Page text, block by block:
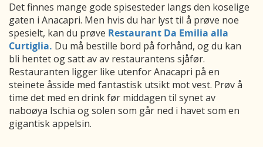
Det finnes mange gode spisesteder langs den koselige
gaten i Anacapri. Men hvis du har lyst til å prøve noe
spesielt, kan du prøve Restaurant Da Emilia alla
Curtiglia. Du må bestille bord på forhånd, og du kan
bli hentet og satt av av restaurantens sjåfør.
Restauranten ligger like utenfor Anacapri på en
steinete åsside med fantastisk utsikt mot vest. Prøv å
time det med en drink før middagen til synet av
naboøya Ischia og solen som går ned i havet som en
gigantisk appelsin.